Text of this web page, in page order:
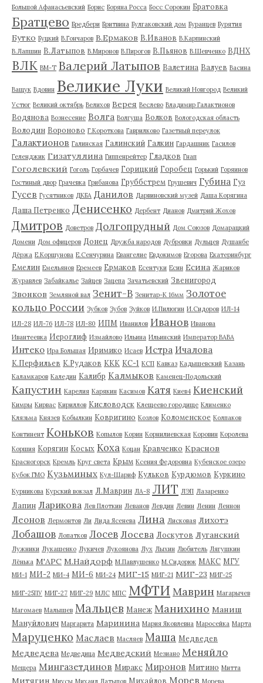
Большой Афанасьевский Борис Боряна Росса Босс Сорокин Братовка
Братцево Бредбери Бритвина Булгаковский дом Буранцев Бурятия
Бутко Буцкий В.Гончаров В.Ермаков В.Иванов В.Карпинский
В.Лапшин В.Латыпов В.Миронов В.Пирогов В.Пьянов В.Шевченко ВДНХ
ВЛК ВМ-Т Валерий Латыпов Валетина Валуев Васина
Ващук Вдовин Великие Луки Великий Новгород Великий
Устюг Великий октябрь Велихов Верея Веслево Владимир Галактионов
Водянова Вознесение Волга Волгуша Волков Вологодская область
Володин Вороново Г.Короткова Гаврилково Газетный переулок
Галактионов Галинская Галинский Галкин Гардашник Гасилов
Геленджик Гизатуллина Гиппенрейтер Гладков Гнап
Гоголевский Гоголь Горбачев Горицкий Горобец Горький Горяинов
Гостиный двор Грачевка Грибанова Груббстрем Грушевич Губина Гуз
Гусев Гусятников ДКБА Данилов Дарвиновский музей Даша Корягина
Даша Петренко Денисенко Дербент Дианов Дмитрий Жохов
Дмитров Доветров Долгопрудный Дом Союзов Домарацкий
Домени Дом офицеров Донец Дружба народов Дубровки Дульцев Душанбе
Дёржа Е.Коршунова Е.Сенчурина Евангелие Евдокимов Егорова Екатеринбург
Емелин Емельянов Еремеев Ермаков Есентуки Есин Есина Жариков
Журавлев Забайкалье Зайцев Зацепа Зачатьевский Звенигород
Звонков Земляной вал Зенит-В Зенитар-К 16мм Золотое
кольцо России Зубков Зубов Зуйков И.Пилюгин И.Сидоров ИЛ-14
ИЛ-28 ИЛ-76 ИЛ-78 ИЛ-80 ИПМ Иванилов Иванов Иванова
Ивантеевка Иероглиф Измайлово Ильина Ильинский Император ВАВА
Интеко Ира Большая Иримико Исаев Истра Ичалова
К.Перфильев К.Рудаков ККК КС-1 КСП Кавказ Кадышевский Казань
Каламкаров Каледин Калибр Калмыков Каменец-Подольский
Капустин Карелия Карякин Касимов Катя Киев4 Киенский
Кимры Кирвас Кириллов Кисловодск Клещеево городище Клименко
Клязьма Князев Кобылкин Ковригино Козлов Коломенское Колпаков
Континент Коньков Копылов Корин Корнилиевская Коровин Королева
Коршия Корягин Косых Коха Коцан Кравченко Краснов
Красногорск Кремль Круг света Крым Ксения Федоровна Кубенское озеро
Кубок ГМО Кузьминых Кул-Шариф Кульков Курдюмов Куркино
Курникова Курский вокзал Л.Маврин ЛА-8 ЛИТ ЛЭП Лазаренко
Лапин Ларикова Лев Плоткин Леванов Левдин Левин Ленин Леннон
Леонов Лермонтов Ли Лида Ясенева Лина Лисковая Лихотэ
Лобашов Лопатков Лосев Лосева Лоскутов Луганский
Лужники Лукашенко Лукичев Лукоянова Лух Лыхин Любитель Лягушкин
Лёнька М'АРС М.Найдорф М.Павлушенко М.Сидорюк МАКС МГУ
МИ-1 МИ-2 МИ-4 МИ-6 МИ-24 МИГ-15 МИГ-21 МИГ-23 МИГ-25
МИГ-25ПУ МИГ-27 МИГ-29 МЛС МПС МФТИ Маврин Магарычев
Магомаев Малышев Мальцев Манеж Манихино Маниш
Мануйлович Маргарита Маринина Мария Яковлевна Маросейка Марта
Маруценко Маслаев Масляев Маша Медведев
Медведева Медведица Медведский Мезиано Меняйло
Мещера Мингазетдинов Миракс Миронов Митино Митта
Митягин Миусы Михаил Латыпов Михайлов Морев Морева